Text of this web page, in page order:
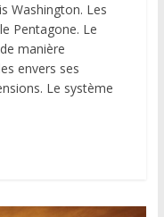
Washington. Les
Pentagone. Le
manière
envers ses
Le système